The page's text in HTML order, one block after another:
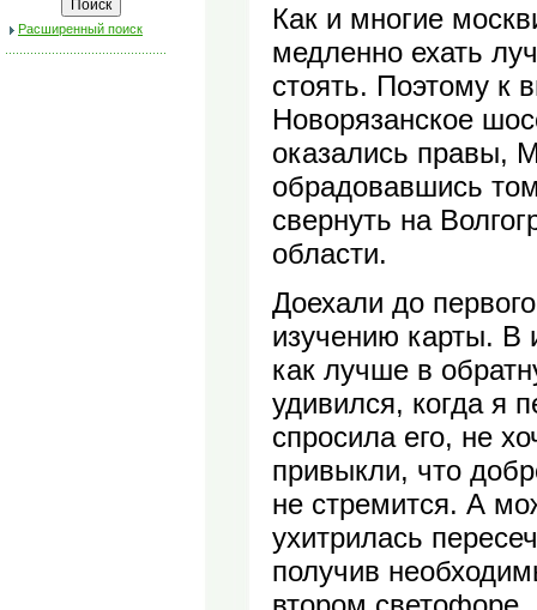
Расширенный поиск
Как и многие
медленно ехать
стоять. Поэтому к
Новорязанское
оказались правы,
обрадовавшись
свернуть на
области.
Доехали до
изучению карты. В
как лучше в
удивился, когда я
спросила его, не
привыкли, что
не стремится. А
ухитрилась
получив